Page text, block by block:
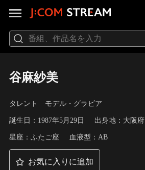
谷麻紗美
タレント モデル・グラビア
誕生日：1987年5月29日 出身地：大阪府
星座：ふたご座 血液型：AB
お気に入りに追加